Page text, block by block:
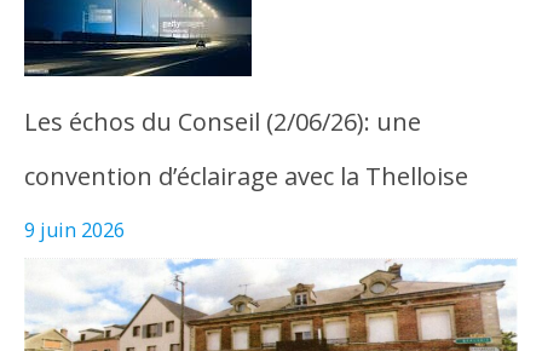
Les échos du Conseil (2/06/26): une
convention d’éclairage avec la Thelloise
9 juin 2026